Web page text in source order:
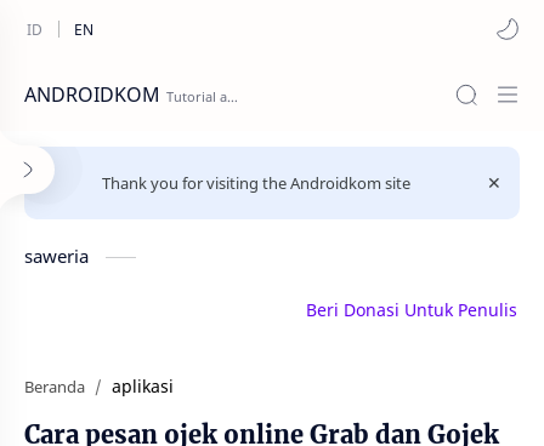
ANDROIDKOM
Thank you for visiting the Androidkom site
saweria
Beri Donasi Untuk Penulis |
Beranda aplikasi
Cara pesan ojek online Grab dan Gojek